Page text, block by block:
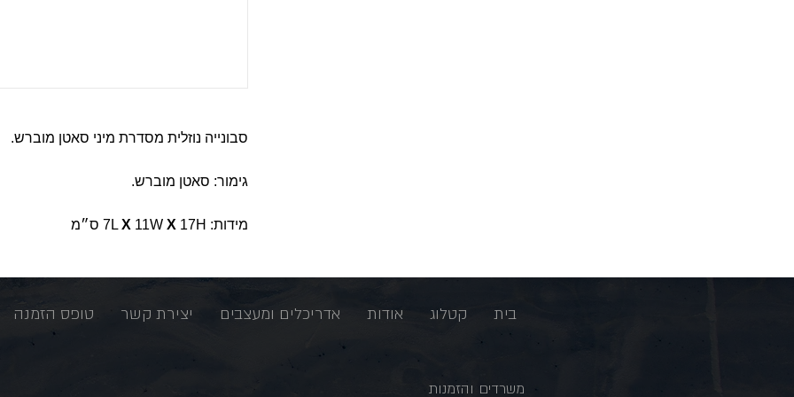
סבונייה נוזלית מסדרת מיני סאטן מוברש.
גימור: סאטן מוברש.
מידות: 7L X 11W X 17H ס״מ
בית קטלוג אודות אדריכלים ומעצבים יצירת קשר טופס הזמנה
משרדים והזמנות